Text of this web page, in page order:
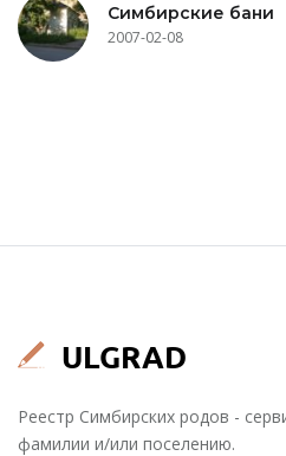
Симбирские бани
2007-02-08
Реестр Симбирских родов -
фамилии и/или поселению.